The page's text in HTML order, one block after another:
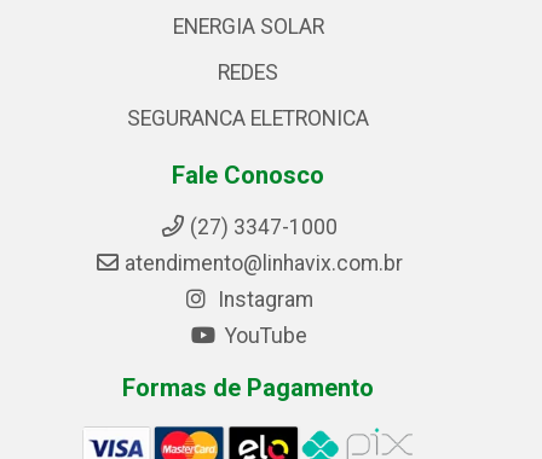
ENERGIA SOLAR
REDES
SEGURANCA ELETRONICA
Fale Conosco
(27) 3347-1000
atendimento@linhavix.com.br
Instagram
YouTube
Formas de Pagamento